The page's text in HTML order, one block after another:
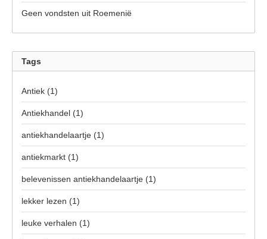
Geen vondsten uit Roemenië
Tags
Antiek (1)
Antiekhandel (1)
antiekhandelaartje (1)
antiekmarkt (1)
belevenissen antiekhandelaartje (1)
lekker lezen (1)
leuke verhalen (1)